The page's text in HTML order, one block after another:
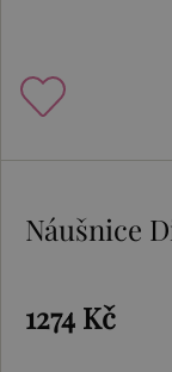
Náušnice
1274 Kč